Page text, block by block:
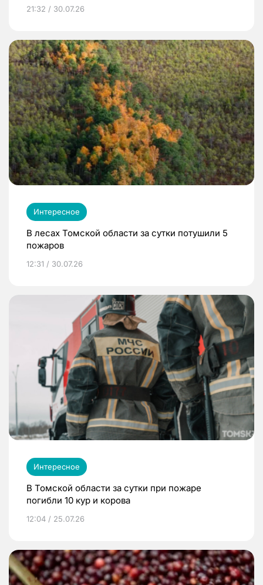
21:32 / 30.07.26
Интересное
В лесах Томской области за сутки потушили 5
пожаров
12:31 / 30.07.26
Интересное
В Томской области за сутки при пожаре
погибли 10 кур и корова
12:04 / 25.07.26